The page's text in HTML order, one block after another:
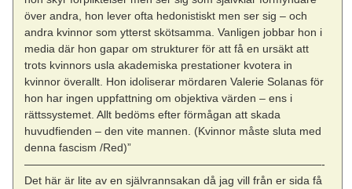
över andra, hon lever ofta hedonistiskt men ser sig – och
andra kvinnor som ytterst skötsamma. Vanligen jobbar hon i
media där hon gapar om strukturer för att få en ursäkt att
trots kvinnors usla akademiska prestationer kvotera in
kvinnor överallt. Hon idoliserar mördaren Valerie Solanas för
hon har ingen uppfattning om objektiva värden – ens i
rättssystemet. Allt bedöms efter förmågan att skada
huvudfienden – den vite mannen. (Kvinnor måste sluta med
denna fascism /Red)”
———————————————————————————-
Det här är lite av en självrannsakan då jag vill från er sida få